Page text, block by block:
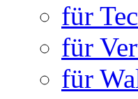
für
für
für